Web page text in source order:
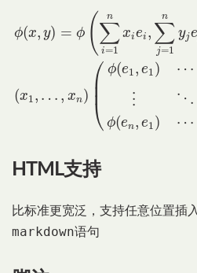
ϕ(x, y) = ϕ ( n
∑
i=1
xiei ,
n
∑
j=1
yje
(x1, … , xn) ⎛
⎜ ⎜⎝
ϕ(e1, e1) ⋯
⋮
⋱
ϕ(en, e1) ⋯
1
HTML支持
比标准更宽泛，支持任意位置插入
markdown语句